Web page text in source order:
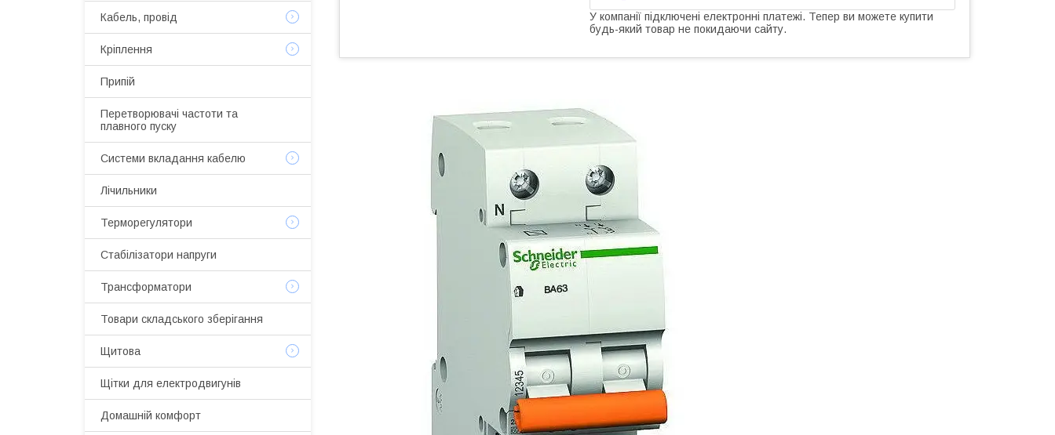
У компанії підключені електронні платежі. Тепер ви можете купити
будь-який товар не покидаючи сайту.
Кабель, провід
Кріплення
Припій
Перетворювачі частоти та
плавного пуску
Системи вкладання кабелю
Лічильники
Терморегулятори
Стабілізатори напруги
Трансформатори
Товари складського зберігання
Щитова
Щітки для електродвигунів
Домашній комфорт